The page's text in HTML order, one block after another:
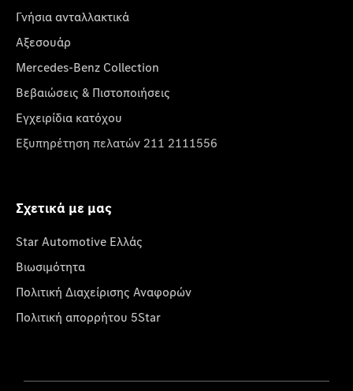
Γνήσια ανταλλακτικά
Αξεσουάρ
Mercedes-Benz Collection
Βεβαιώσεις & Πιστοποιήσεις
Εγχειρίδια κατόχου
Εξυπηρέτηση πελατών 211 2111556
Σχετικά με μας
Star Automotive Ελλάς
Βιωσιμότητα
Πολιτική Διαχείρισης Αναφορών
Πολιτική απορρήτου 5Star